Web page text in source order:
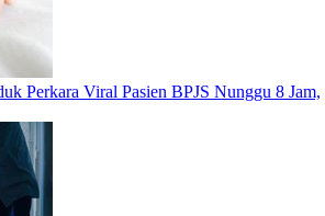
Perkara Viral Pasien BPJS Nunggu 8 Jam,